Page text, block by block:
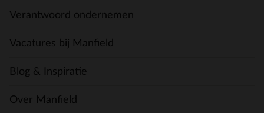
Verantwoord ondernemen
Vacatures bij Manfield
Blog & Inspiratie
Over Manfield